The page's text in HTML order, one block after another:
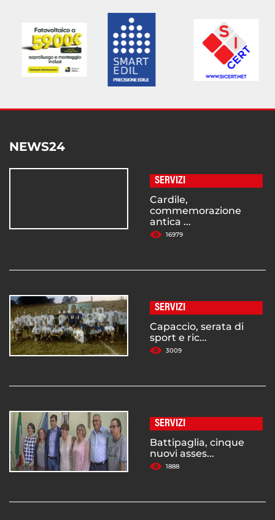
NEWS24
SERVIZI
Cardile,
commemorazione
antica ...
16979
SERVIZI
Capaccio, serata di
sport e ric...
3009
SERVIZI
Battipaglia, cinque
nuovi asses...
1888